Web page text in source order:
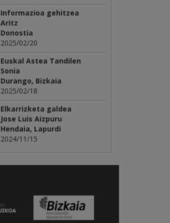
Informazioa gehitzea
Aritz
Donostia
2025/02/20
Euskal Astea Tandilen
Sonia
Durango, Bizkaia
2025/02/18
Elkarrizketa galdea
Jose Luis Aizpuru
Hendaia, Lapurdi
2024/11/15